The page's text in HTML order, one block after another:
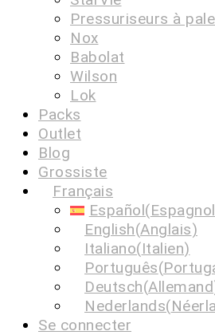
Pressuriseurs à
Nox
Babolat
Wilson
Lok
Packs
Outlet
Blog
Grossiste
Français
Español(Espagnol
English(Anglais)
Italiano(Italien)
Português(
Deutsch(Allemand
Nederlands(
Se connecter